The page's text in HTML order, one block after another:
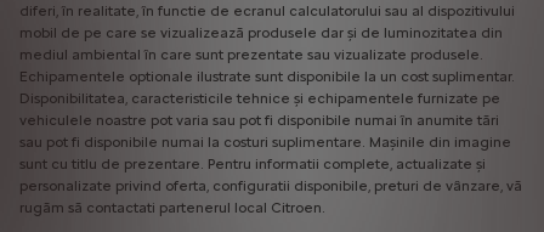
diferi, în realitate, în functie de ecranul calculatorului sau al dispozitivului
mobil de pe care se vizualizează produsele dar și de luminozitatea din
mediul ambiental în care sunt prezentate sau vizualizate produsele.
Echipamentele optionale ilustrate sunt disponibile la un cost suplimentar.
Disponibilitatea, caracteristicile tehnice și echipamentele furnizate pe
vehiculele noastre pot varia sau pot fi disponibile numai în anumite tări
sau pot fi disponibile numai la costuri suplimentare. Mașinile din imagine
sunt cu titlu de prezentare. Pentru informatii complete, actualizate și
personalizate privind oferta, configuratii disponibile, preturi de vânzare, vă
rugăm să contactati partenerul local Citroen.